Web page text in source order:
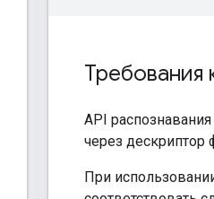
Требования
API
через дескриптор
При